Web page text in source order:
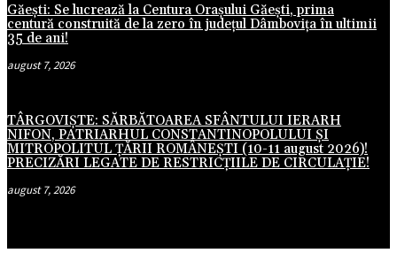
Găești: Se lucrează la Centura Orașului Găești, prima
centură construită de la zero în județul Dâmbovița în ultimii
35 de ani!
august 7, 2026
TÂRGOVIȘTE: SĂRBĂTOAREA SFÂNTULUI IERARH
NIFON, PATRIARHUL CONSTANTINOPOLULUI ŞI
MITROPOLITUL ȚĂRII ROMÂNEȘTI (10-11 august 2026)!
PRECIZĂRI LEGATE DE RESTRICȚIILE DE CIRCULAȚIE!
august 7, 2026